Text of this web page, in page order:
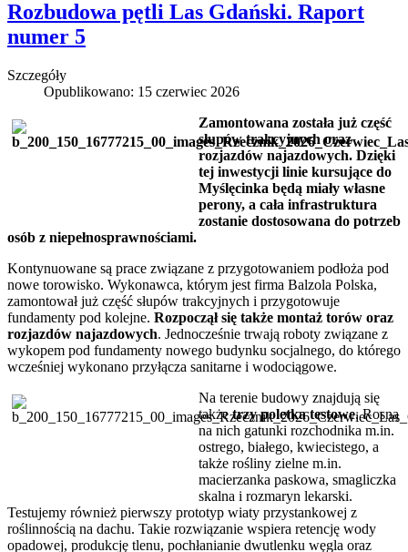
Rozbudowa pętli Las Gdański. Raport
numer 5
Szczegóły
Opublikowano: 15 czerwiec 2026
Zamontowana została już część
słupów trakcyjnych oraz
rozjazdów najazdowych. Dzięki
tej inwestycji linie kursujące do
Myślęcinka będą miały własne
perony, a cała infrastruktura
zostanie dostosowana do potrzeb
osób z niepełnosprawnościami.
Kontynuowane są prace związane z przygotowaniem podłoża pod
nowe torowisko. Wykonawca, którym jest firma Balzola Polska,
zamontował już część słupów trakcyjnych i przygotowuje
fundamenty pod kolejne. Rozpoczął się także montaż torów oraz
rozjazdów najazdowych. Jednocześnie trwają roboty związane z
wykopem pod fundamenty nowego budynku socjalnego, do którego
wcześniej wykonano przyłącza sanitarne i wodociągowe.
Na terenie budowy znajdują się
takżetrzy poletka testowe. Rosną
na nich gatunki rozchodnika m.in.
ostrego, białego, kwiecistego, a
także rośliny zielne m.in.
macierzanka paskowa, smagliczka
skalna i rozmaryn lekarski.
Testujemy również pierwszy prototyp wiaty przystankowej z
roślinnością na dachu. Takie rozwiązanie wspiera retencję wody
opadowej, produkcję tlenu, pochłanianie dwutlenku węgla oraz